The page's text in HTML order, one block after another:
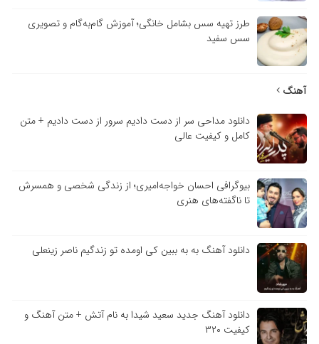
طرز تهیه سس بشامل خانگی؛ آموزش گام‌به‌گام و تصویری
سس سفید
آهنگ
دانلود مداحی سر از دست دادیم سرور از دست دادیم + متن
کامل و کیفیت عالی
بیوگرافی احسان خواجه‌امیری؛ از زندگی شخصی و همسرش
تا ناگفته‌های هنری
دانلود آهنگ به به ببین کی اومده تو زندگیم ناصر زینعلی
دانلود آهنگ جدید سعید شیدا به نام آتش + متن آهنگ و
کیفیت ۳۲۰